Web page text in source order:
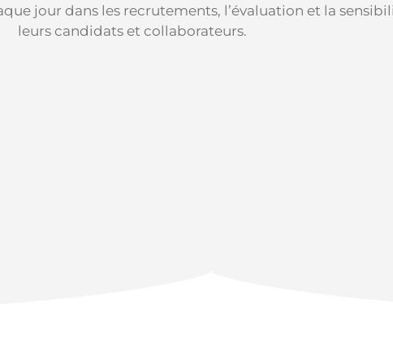
jour dans les recrutements, l’évaluation et la
leurs candidats et collaborateurs.